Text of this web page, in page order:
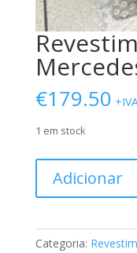
€179.50
1 em stock
Revestimento
Mercedes
Adicionar
Categoria: